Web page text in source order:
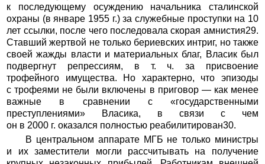
к последующему осуждению начальника сталинской
охраны (в январе 1955 г.) за служебные проступки на 10
лет ссылки, после чего последовала скорая амнистия29.
Ставший жертвой не только бериевских интриг, но также
своей жажды власти и материальных благ, Власик был
подвергнут репрессиям, в т. ч. за присвоение
трофейного имущества. Но характерно, что эпизоды
с трофеями не были включены в приговор — как менее
важные в сравнении с «государственными
преступлениями» Власика, в связи с чем
он в 2000 г. оказался полностью реабилитирован30.
В центральном аппарате МГБ не только министры
и их заместители могли рассчитывать на получение